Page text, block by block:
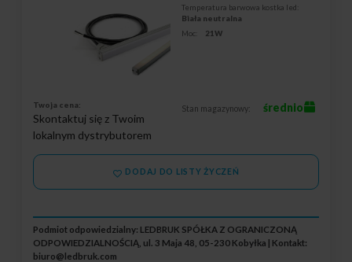
Temperatura barwowa kostka led:
Biała neutralna
Moc:
21W
Twoja cena:
Skontaktuj się z Twoim
lokalnym dystrybutorem
Stan magazynowy: średnio
DODAJ DO LISTY ŻYCZEŃ
Podmiot odpowiedzialny: LEDBRUK SPÓŁKA Z OGRANICZONĄ
ODPOWIEDZIALNOŚCIĄ, ul. 3 Maja 48, 05-230 Kobyłka | Kontakt:
biuro@ledbruk.com